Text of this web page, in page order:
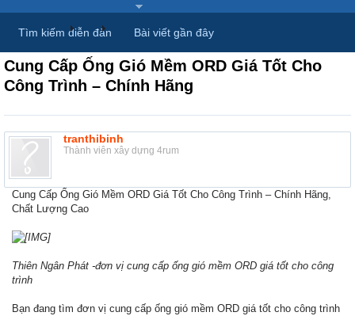
Diễn đàn ... Mua bán & sửa điện tử, điện lạnh
Cung Cấp Ống Gió Mềm ORD Giá Tốt Cho
Công Trình – Chính Hãng
tranthibinh
Thành viên xây dựng 4rum
Cung Cấp Ống Gió Mềm ORD Giá Tốt Cho Công Trình – Chính Hãng,
Chất Lượng Cao
Thiên Ngân Phát -đơn vị cung cấp ống gió mềm ORD giá tốt cho công
trình
Bạn đang tìm đơn vị cung cấp ống gió mềm ORD giá tốt cho công trình
Tìm kiếm diễn đàn Bài viết gần đây